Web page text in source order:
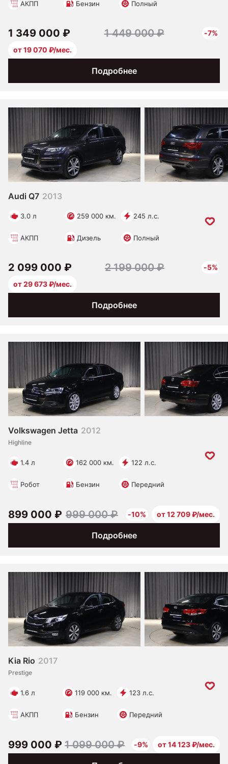
АКПП Бензин Полный
Подробнее
1 349 000 ₽ 1 449 000 ₽
-7%
от 19 070 ₽/мес.
Audi Q7 2013
3.0 л 259 000 км. 245 л.с.
АКПП Дизель Полный
Подробнее
2 099 000 ₽ 2 199 000 ₽
-5%
от 29 673 ₽/мес.
Volkswagen Jetta 2012
Highline
1.4 л 162 000 км. 122 л.с.
Робот Бензин Передний
Подробнее
899 000 ₽ 999 000 ₽ -10% от 12 709 ₽/мес.
Kia Rio 2017
Prestige
1.6 л 119 000 км. 123 л.с.
АКПП Бензин Передний
999 000 ₽ 1 099 000 ₽ -9% от 14 123 ₽/мес.